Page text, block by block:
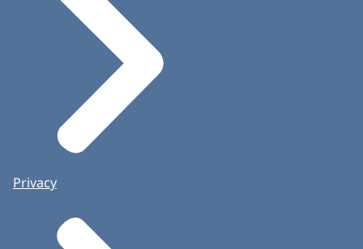
Privacy